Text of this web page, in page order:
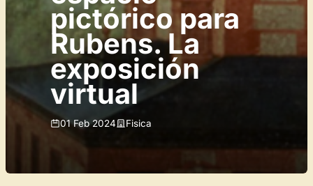
pictórico para
Rubens. La
exposición
virtual
01 Feb 2024 Fisica